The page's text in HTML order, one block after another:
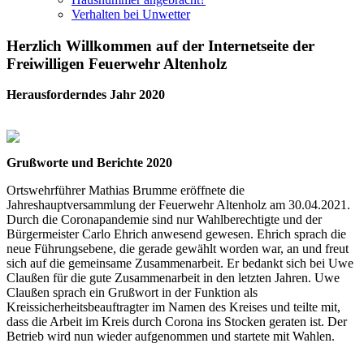
Verhalten bei Unwetter
Herzlich Willkommen auf der Internetseite der
Freiwilligen Feuerwehr Altenholz
Herausforderndes Jahr 2020
Grußworte und Berichte 2020
Ortswehrführer Mathias Brumme eröffnete die
Jahreshauptversammlung der Feuerwehr Altenholz am 30.04.2021.
Durch die Coronapandemie sind nur Wahlberechtigte und der
Bürgermeister Carlo Ehrich anwesend gewesen. Ehrich sprach die
neue Führungsebene, die gerade gewählt worden war, an und freut
sich auf die gemeinsame Zusammenarbeit. Er bedankt sich bei Uwe
Claußen für die gute Zusammenarbeit in den letzten Jahren. Uwe
Claußen sprach ein Grußwort in der Funktion als
Kreissicherheitsbeauftragter im Namen des Kreises und teilte mit,
dass die Arbeit im Kreis durch Corona ins Stocken geraten ist. Der
Betrieb wird nun wieder aufgenommen und startete mit Wahlen.